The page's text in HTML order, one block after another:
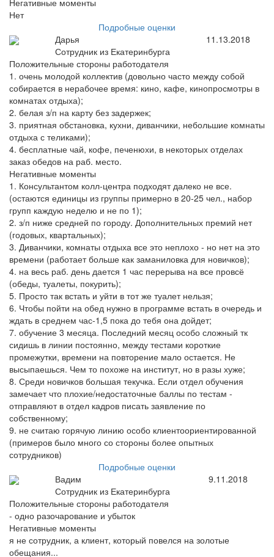
Негативные моменты
Нет
Подробные оценки
Дарья
Сотрудник из Екатеринбурга
11.13.2018
Положительные стороны работодателя
1. очень молодой коллектив (довольно часто между собой
собирается в нерабочее время: кино, кафе, кинопросмотры в
комнатах отдыха);
2. белая з/п на карту без задержек;
3. приятная обстановка, кухни, диванчики, небольшие комнаты
отдыха с теликами);
4. бесплатные чай, кофе, печенюхи, в некоторых отделах
заказ обедов на раб. место.
Негативные моменты
1. Консультантом колл-центра подходят далеко не все.
(остаются единицы из группы примерно в 20-25 чел., набор
групп каждую неделю и не по 1);
2. з/п ниже средней по городу. Дополнительных премий нет
(годовых, квартальных);
3. Диванчики, комнаты отдыха все это неплохо - но нет на это
времени (работает больше как заманиловка для новичков);
4. на весь раб. день дается 1 час перерыва на все провсё
(обеды, туалеты, покурить);
5. Просто так встать и уйти в тот же туалет нельзя;
6. Чтобы пойти на обед нужно в программе встать в очередь и
ждать в среднем час-1,5 пока до тебя она дойдет;
7. обучение 3 месяца. Последний месяц особо сложный тк
сидишь в линии постоянно, между тестами короткие
промежутки, времени на повторение мало остается. Не
высыпаешься. Чем то похоже на институт, но в разы хуже;
8. Среди новичков большая текучка. Если отдел обучения
замечает что плохие/недостаточные баллы по тестам -
отправляют в отдел кадров писать заявление по
собственному;
9. не считаю горячую линию особо клиентоориентированной
(примеров было много со стороны более опытных
сотрудников)
Подробные оценки
Вадим
Сотрудник из Екатеринбурга
9.11.2018
Положительные стороны работодателя
- одно разочарование и убыток
Негативные моменты
я не сотрудник, а клиент, который повелся на золотые
обещания...